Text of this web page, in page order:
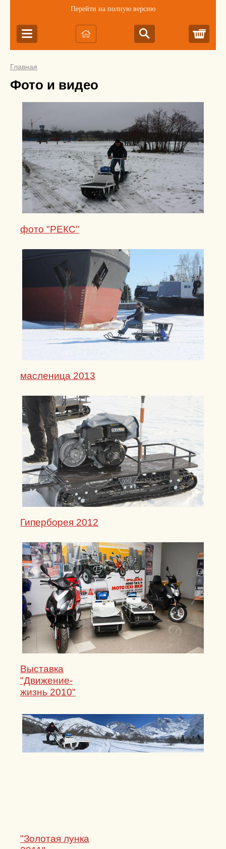
Перейти на полную версию
Главная
Фото и видео
фото "РЕКС"
масленица 2013
Гиперборея 2012
Выставка
"Движение-
жизнь 2010"
"Золотая лунка